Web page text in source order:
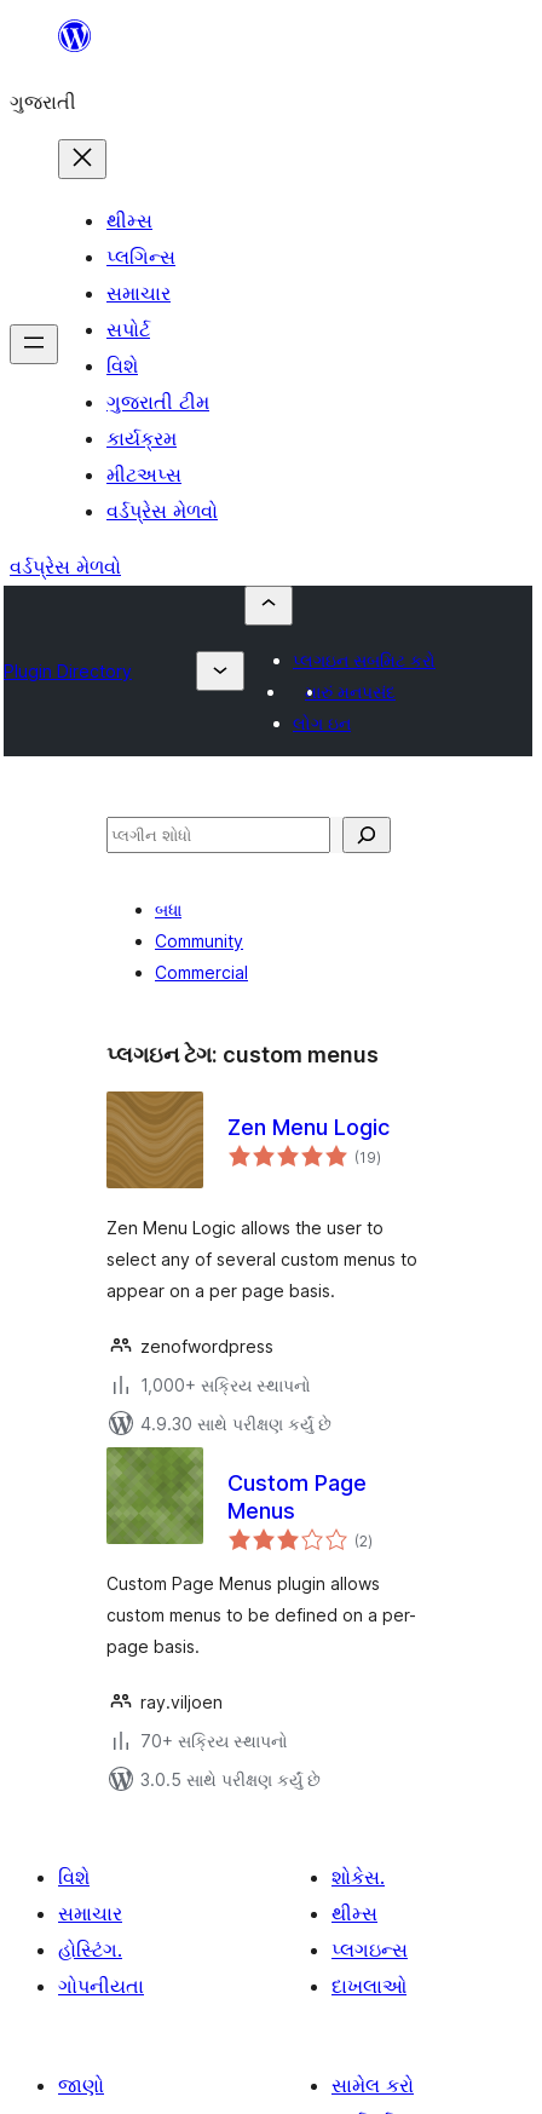
કંટેન્ટ(લખાણ)
જાઓ
ગુજરાતી
થીમ્સ
પ્લગિન્સ
સમાચાર
સપોર્ટ
વિશે
ગુજરાતી ટીમ
કાર્યક્રમ
મીટઅપ્સ
વર્ડપ્રેસ મેળવો
વર્ડપ્રેસ મેળવો
Plugin Directory
પ્લગઇન સબમિટ કરો
મારું મનપસંદ
લોગ ઇન
શોધો
બધા
Community
Commercial
પ્લગઇન ટેગ: custom menus
Zen Menu Logic
(19કુલ
રેટિંગ્સ
)
Zen Menu Logic allows the user to
select any of several custom menus to
appear on a per page basis.
zenofwordpress
1,000+ સક્રિય સ્થાપનો
4.9.30 સાથે પરીક્ષણ કર્યું છે
Custom Page
Menus
(2કુલ
રેટિંગ્સ
)
Custom Page Menus plugin allows
custom menus to be defined on a per-
page basis.
ray.viljoen
70+ સક્રિય સ્થાપનો
3.0.5 સાથે પરીક્ષણ કર્યું છે
વિશે
સમાચાર
હોસ્ટિંગ.
ગોપનીયતા
શોકેસ.
થીમ્સ
પ્લગઇન્સ
દાખલાઓ
જાણો
સામેલ કરો